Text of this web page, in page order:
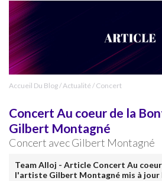
Accueil Du Blog/Actualité / Concert
Concert Au coeur de la
Gilbert Montagné
Concert avec Gilbert Montagné
Team Alloj - Article Concert Au
l'artiste Gilbert Montagné mis à jour